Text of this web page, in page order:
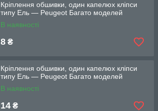
Кріплення обшивки, один капелюх кліпси
типу Ель — Peugeot Багато моделей
В наявності
8 ₴
Кріплення обшивки, один капелюх кліпси
типу Ель — Peugeot Багато моделей
В наявності
14 ₴